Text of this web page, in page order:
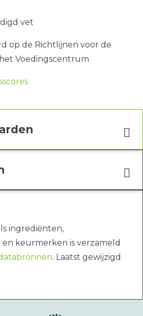
vet
op de Richtlijnen voor de
Voedingscentrum
ingrediënten,
keurmerken is verzameld
. Laatst gewijzigd